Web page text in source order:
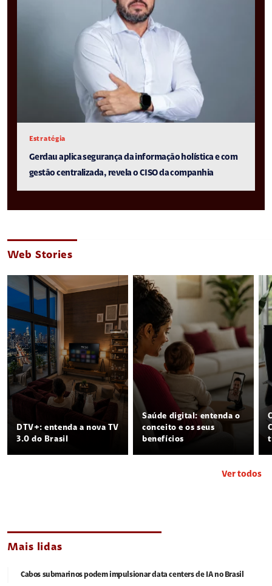
Estratégia
Gerdau aplica segurança da informação holística e com
gestão centralizada, revela o CISO da companhia
Web Stories
DTV+: entenda a nova TV
3.0 do Brasil
Saúde digital: entenda o
conceito e os seus
benefícios
Ver todos
Mais lidas
Cabos submarinos podem impulsionar data centers de IA no Brasil